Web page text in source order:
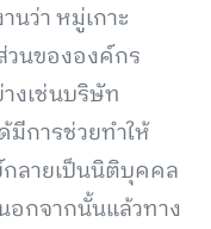
ว่า หมู่เกาะ
วนขององค์กร
งเช่นบริษัท
มีการช่วยทำให้
ลายเป็นนิติบุคคล
กจากนั้นแล้วทาง